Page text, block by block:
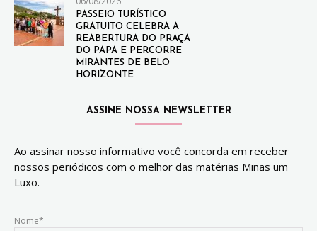
PASSEIO TURÍSTICO
GRATUITO CELEBRA A
REABERTURA DO PRAÇA
DO PAPA E PERCORRE
MIRANTES DE BELO
HORIZONTE
ASSINE NOSSA NEWSLETTER
Ao assinar nosso informativo você concorda em receber
nossos periódicos com o melhor das matérias Minas um
Luxo.
Nome*